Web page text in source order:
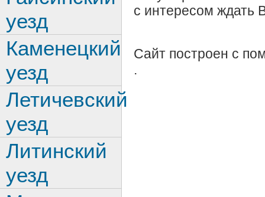
с интересом ждать
Сайт построен с
.
уезд
Каменецкий
уезд
Летичевский
уезд
Литинский
уезд